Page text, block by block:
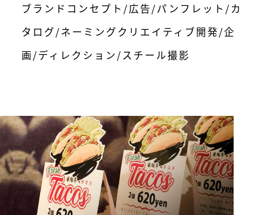
ブランドコンセプト/広告/パンフレット/カ
タログ/ネーミングクリエイティブ開発/企
画/ディレクション/スチール撮影